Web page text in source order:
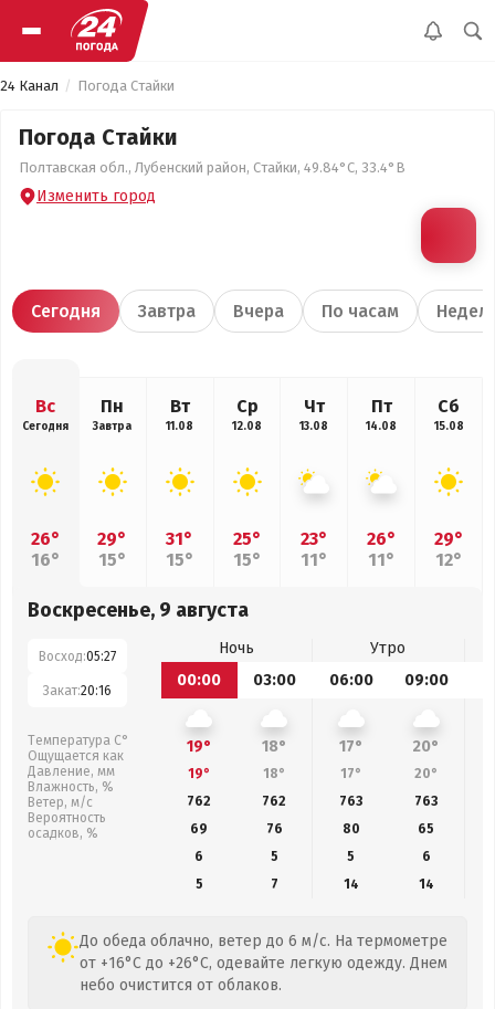
24 Канал Погода Стайки
Погода Стайки
Полтавская обл., Лубенский район, Стайки, 49.84°С, 33.4°В
Изменить город
Сегодня Завтра Вчера По часам
Вс
Сегодня
26°
16°
Пн
Завтра
29°
15°
Вт
11.08
31°
15°
Ср
12.08
25°
15°
Чт
13.08
23°
11°
Пт
14.08
26°
11°
Сб
15.08
29°
12°
Воскресенье, 9 августа
Восход:05:27
Закат:20:16
Температура С°
Ощущается как
Давление, мм
Влажность, %
Ветер, м/с
Вероятность
осадков, %
Ночь
Утро
00:00
03:00 06:00 09:00
19° 18° 17° 20°
19° 18° 17° 20°
762
762 763 763
69
76 80 65
6
5 5
6
5
7 14 14
До обеда облачно, ветер до 6 м/с. На термометре
от +16°C до +26°C, одевайте легкую одежду. Днем
небо очистится от облаков.